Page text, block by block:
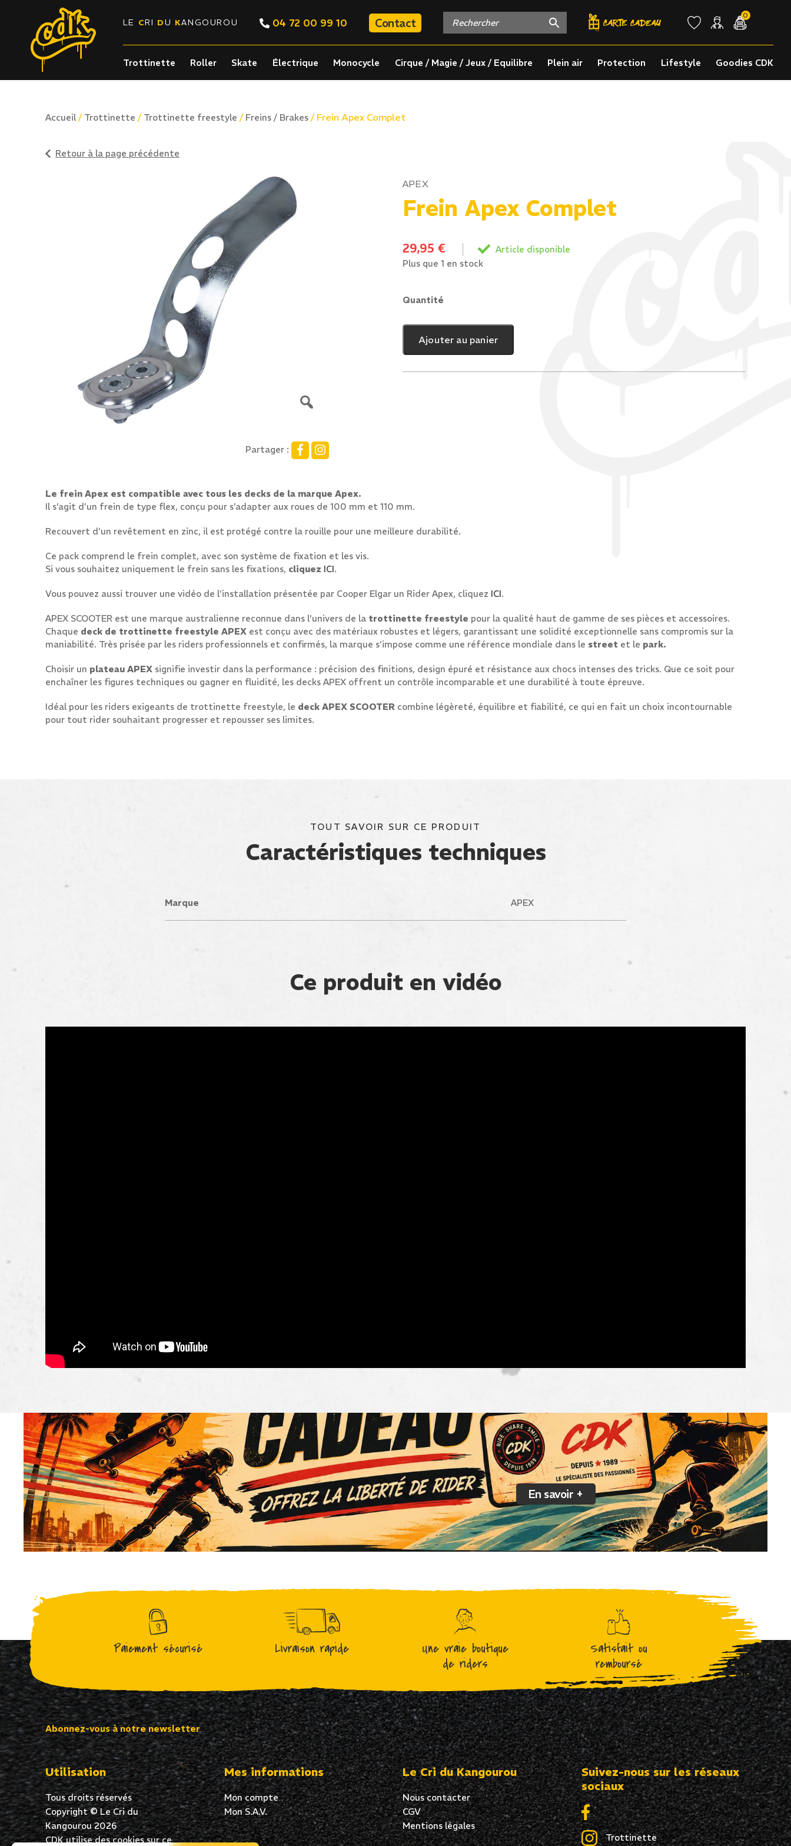
LE CRI DU KANGOUROU 04 72 00 99 10 Contact
0
Trottinette Roller Skate Électrique Monocycle Cirque / Magie / Jeux / Equilibre Plein air Protection Lifestyle Goodies CDK
Accueil / Trottinette / Trottinette freestyle / Freins / Brakes / Frein Apex Complet
Retour à la page précédente
Partager :
APEX
Frein Apex Complet
29,95 € Article disponible
Plus que 1 en stock
Quantité
quantité
FreinAjouter au panier
Le frein Apex est compatible avec tous les decks de la marque Apex.
Il s’agit d’un frein de type flex, conçu pour s’adapter aux roues de 100 mm et 110 mm.
Recouvert d’un revêtement en zinc, il est protégé contre la rouille pour une meilleure durabilité.
Ce pack comprend le frein complet, avec son système de fixation et les vis.
Si vous souhaitez uniquement le frein sans les fixations, cliquez ICI.
Vous pouvez aussi trouver une vidéo de l’installation présentée par Cooper Elgar un Rider Apex, cliquez ICI.
APEX SCOOTER est une marque australienne reconnue dans l’univers de la trottinette freestyle pour la qualité haut de gamme de ses pièces et accessoires.
Chaque deck de trottinette freestyle APEX est conçu avec des matériaux robustes et légers, garantissant une solidité exceptionnelle sans compromis sur la
maniabilité. Très prisée par les riders professionnels et confirmés, la marque s’impose comme une référence mondiale dans le street et le park.
Choisir un plateau APEX signifie investir dans la performance : précision des finitions, design épuré et résistance aux chocs intenses des tricks. Que ce soit pour
enchaîner les figures techniques ou gagner en fluidité, les decks APEX offrent un contrôle incomparable et une durabilité à toute épreuve.
Idéal pour les riders exigeants de trottinette freestyle, le deck APEX SCOOTER combine légèreté, équilibre et fiabilité, ce qui en fait un choix incontournable
pour tout rider souhaitant progresser et repousser ses limites.
TOUT SAVOIR SUR CE PRODUIT
Caractéristiques techniques
Marque APEX
Ce produit en vidéo
En savoir +
Paiement sécurisé Livraison rapide
Une vraie boutique
de riders
Satisfait ou
remboursé
Abonnez-vous à notre newsletter
Utilisation
Tous droits réservés
Copyright © Le Cri du
Kangourou 2026
CDK utilise des cookies sur ce
Mes informations
Mon compte
Mon S.A.V.
Le Cri du Kangourou
Nous contacter
CGV
Mentions légales
Suivez-nous sur les réseaux
sociaux
Trottinette